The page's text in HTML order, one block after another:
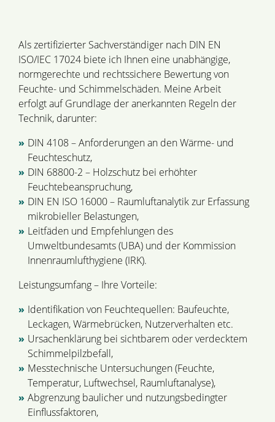
Als zertifizierter Sachverständiger nach DIN EN
ISO/IEC 17024 biete ich Ihnen eine unabhängige,
normgerechte und rechtssichere Bewertung von
Feuchte- und Schimmelschäden. Meine Arbeit
erfolgt auf Grundlage der anerkannten Regeln der
Technik, darunter:
DIN 4108 – Anforderungen an den Wärme- und
Feuchteschutz,
DIN 68800-2 – Holzschutz bei erhöhter
Feuchtebeanspruchung,
DIN EN ISO 16000 – Raumluftanalytik zur Erfassung
mikrobieller Belastungen,
Leitfäden und Empfehlungen des
Umweltbundesamts (UBA) und der Kommission
Innenraumlufthygiene (IRK).
Leistungsumfang – Ihre Vorteile:
Identifikation von Feuchtequellen: Baufeuchte,
Leckagen, Wärmebrücken, Nutzerverhalten etc.
Ursachenklärung bei sichtbarem oder verdecktem
Schimmelpilzbefall,
Messtechnische Untersuchungen (Feuchte,
Temperatur, Luftwechsel, Raumluftanalyse),
Abgrenzung baulicher und nutzungsbedingter
Einflussfaktoren,